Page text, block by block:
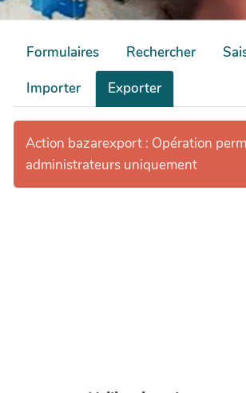
Formulaires Rechercher
Importer
Exporter
Action bazarexport : Opération
administrateurs uniquement